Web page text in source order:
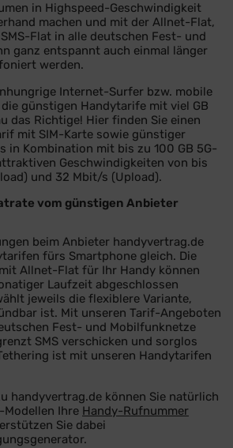
in Highspeed-Geschwindigkeit
machen und mit der Allnet-Flat,
Flat in alle deutschen Fest- und
ganz entspannt auch einmal länger
werden.
Internet-Surfer bzw. mobile
günstigen Handytarife mit viel GB
das Richtige! Hier finden Sie einen
mit SIM-Karte sowie günstiger
in Kombination mit bis zu 100 GB 5G-
Geschwindigkeiten von bis
und 32 Mbit/s (Upload).
vom günstigen Anbieter
beim Anbieter handyvertrag.de
fürs Smartphone gleich. Die
Allnet-Flat für Ihr Handy können
Laufzeit abgeschlossen
jeweils die flexiblere Variante,
ist. Mit unseren Tarif-Angeboten
Fest- und Mobilfunknetze
SMS verschicken und sorglos
ist mit unseren Handytarifen
handyvertrag.de können Sie natürlich
Ihre Handy-Rufnummer
Sie dabei